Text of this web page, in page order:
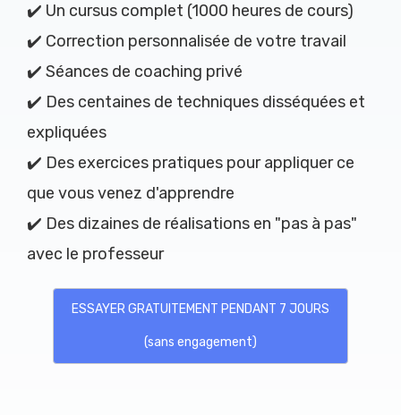
✔️ Un cursus complet (1000 heures de cours)
✔️ Correction personnalisée de votre travail
✔️ Séances de coaching privé
✔️ Des centaines de techniques disséquées et
expliquées
✔️ Des exercices pratiques pour appliquer ce
que vous venez d'apprendre
✔️ Des dizaines de réalisations en "pas à pas"
avec le professeur
ESSAYER GRATUITEMENT PENDANT 7 JOURS
(sans engagement)